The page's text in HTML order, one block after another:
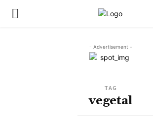
- Advertisement -
TAG
vegetal